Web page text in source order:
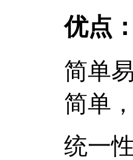
优点：
简单
简单
统一